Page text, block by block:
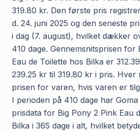
319.80 kr. Den første pris
d. 24. juni 2025 og den seneste
i dag (7. august), hvilket dækker
410 dage. Gennemsnitsprisen for
Eau de Toilette hos Bilka er
239.25 kr til 319.80 kr i pris. Hver
prisen for varen, hvis varen er
I perioden på 410 dage har
prisdata for Big Pony 2 Pink Eau
Bilka i 365 dage i alt, hvilket